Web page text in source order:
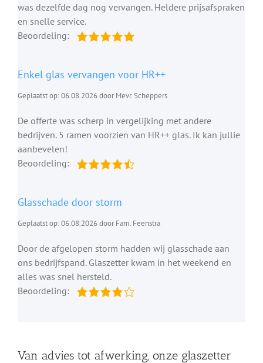
was dezelfde dag nog vervangen. Heldere prijsafspraken
en snelle service.
Beoordeling:
Enkel glas vervangen voor HR++
Geplaatst op: 06.08.2026 door Mevr. Scheppers
De offerte was scherp in vergelijking met andere
bedrijven. 5 ramen voorzien van HR++ glas. Ik kan jullie
aanbevelen!
Beoordeling:
Glasschade door storm
Geplaatst op: 06.08.2026 door Fam. Feenstra
Door de afgelopen storm hadden wij glasschade aan
ons bedrijfspand. Glaszetter kwam in het weekend en
alles was snel hersteld.
Beoordeling:
Van advies tot afwerking, onze glaszetter